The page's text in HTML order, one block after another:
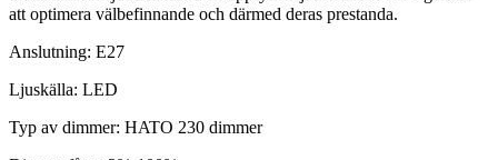
att optimera välbefinnande och därmed deras prestanda.
Anslutning: E27
Ljuskälla: LED
Typ av dimmer: HATO 230 dimmer